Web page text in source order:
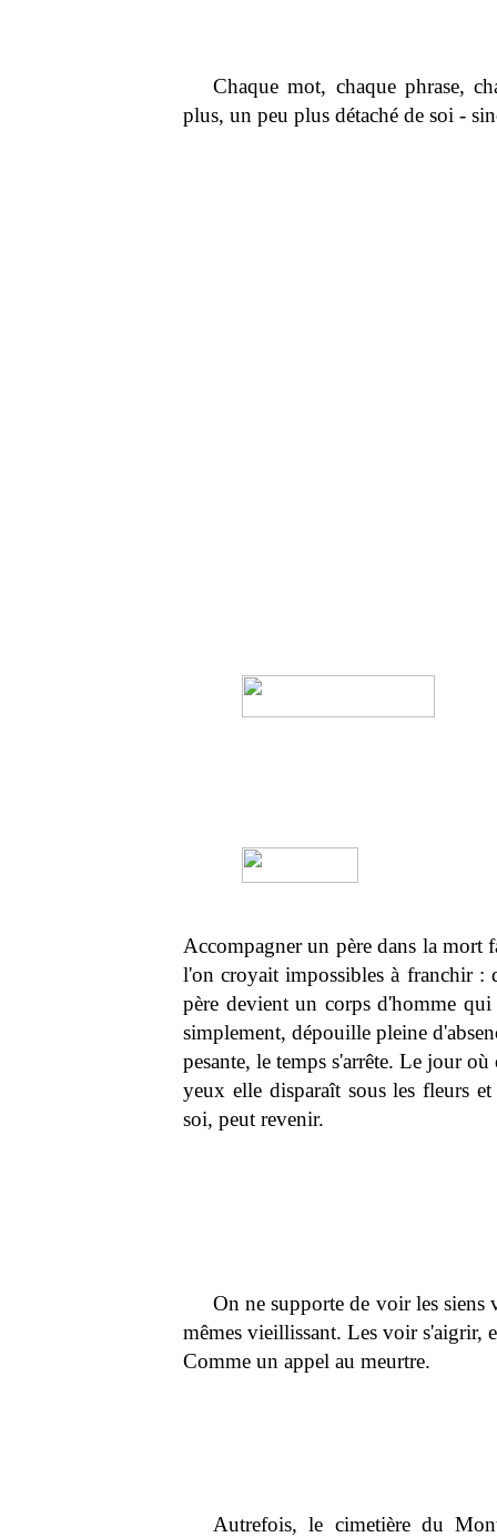
Chaque mot, chaque phrase,
plus, un peu plus détaché de soi -
Accompagner un père dans la mort
l'on croyait impossibles à franchir :
père devient un corps d'homme
simplement, dépouille pleine
pesante, le temps s'arrête. Le jour
yeux elle disparaît sous les fleurs
soi, peut revenir.
On ne supporte de voir les
mêmes vieillissant. Les voir s'aigrir,
Comme un appel au meurtre.
Autrefois, le cimetière du